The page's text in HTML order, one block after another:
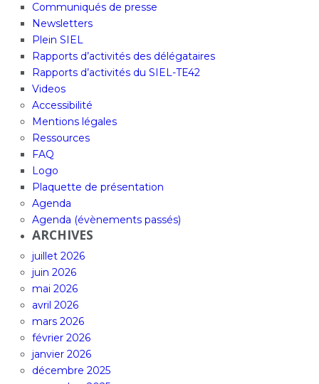
Communiqués de presse
Newsletters
Plein SIEL
Rapports d’activités des délégataires
Rapports d’activités du SIEL-TE42
Videos
Accessibilité
Mentions légales
Ressources
FAQ
Logo
Plaquette de présentation
Agenda
Agenda (évènements passés)
ARCHIVES
juillet 2026
juin 2026
mai 2026
avril 2026
mars 2026
février 2026
janvier 2026
décembre 2025